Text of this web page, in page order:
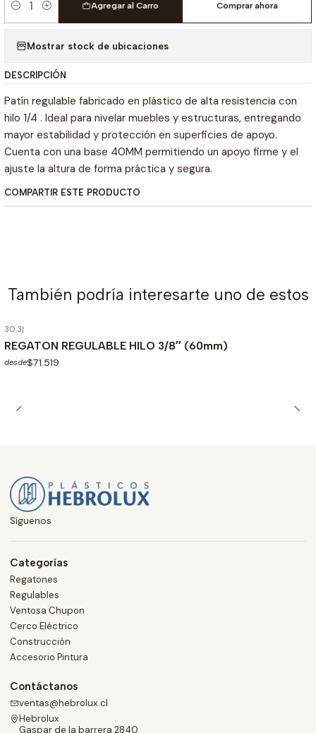
Cantidad
Agregar al Carro Comprar ahora
Mostrar stock de ubicaciones
DESCRIPCIÓN
Patín regulable fabricado en plástico de alta resistencia con
hilo 1/4 . Ideal para nivelar muebles y estructuras, entregando
mayor estabilidad y protección en superficies de apoyo.
Cuenta con una base 40MM permitiendo un apoyo firme y el
ajuste la altura de forma práctica y segura.
COMPARTIR ESTE PRODUCTO
También podría interesarte uno de estos
30.3|
REGATON REGULABLE HILO 3/8″ (60mm)
desde$71.519
Síguenos
Categorías
Regatones
Regulables
Ventosa Chupon
Cerco Eléctrico
Construcción
Accesorio Pintura
Contáctanos
ventas@hebrolux.cl
Hebrolux
Gaspar de la barrera 2840